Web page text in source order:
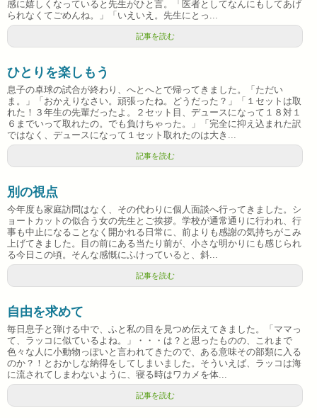
感に嬉しくなっていると先生がひと言。「医者としてなんにもしてあげ
られなくてごめんね。」「いえいえ。先生にとっ...
記事を読む
ひとりを楽しもう
息子の卓球の試合が終わり、へとへとで帰ってきました。「ただい
ま。」「おかえりなさい。頑張ったね。どうだった？」「１セットは取
れた！３年生の先輩だったよ。２セット目、デュースになって１８対１
６までいって取れたの。でも負けちゃった。」「完全に抑え込まれた訳
ではなく、デュースになって１セット取れたのは大き...
記事を読む
別の視点
今年度も家庭訪問はなく、その代わりに個人面談へ行ってきました。シ
ョートカットの似合う女の先生とご挨拶。学校が通常通りに行われ、行
事も中止になることなく開かれる日常に、前よりも感謝の気持ちがこみ
上げてきました。目の前にある当たり前が、小さな明かりにも感じられ
る今日この頃。そんな感慨にふけっていると、斜...
記事を読む
自由を求めて
毎日息子と弾ける中で、ふと私の目を見つめ伝えてきました。「ママっ
て、ラッコに似ているよね。」・・・は？と思ったものの、これまで
色々な人に小動物っぽいと言われてきたので、ある意味その部類に入る
のか？！とおかしな納得をしてしまいました。そういえば、ラッコは海
に流されてしまわないように、寝る時はワカメを体...
記事を読む